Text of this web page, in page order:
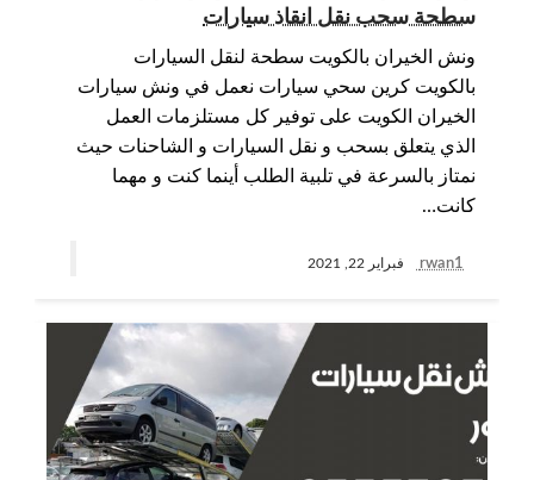
سطحة سحب نقل انقاذ سيارات
ونش الخيران بالكويت سطحة لنقل السيارات
بالكويت كرين سحي سيارات نعمل في ونش سيارات
الخيران الكويت على توفير كل مستلزمات العمل
الذي يتعلق بسحب و نقل السيارات و الشاحنات حيث
نمتاز بالسرعة في تلبية الطلب أينما كنت و مهما
كانت…
rwan1 فبراير 22, 2021